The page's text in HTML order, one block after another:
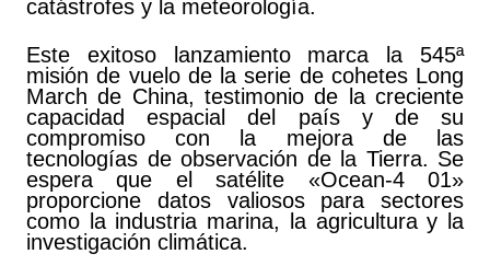
catástrofes y la meteorología.
Este exitoso lanzamiento marca la 545ª
misión de vuelo de la serie de cohetes Long
March de China, testimonio de la creciente
capacidad espacial del país y de su
compromiso con la mejora de las
tecnologías de observación de la Tierra. Se
espera que el satélite «Ocean-4 01»
proporcione datos valiosos para sectores
como la industria marina, la agricultura y la
investigación climática.